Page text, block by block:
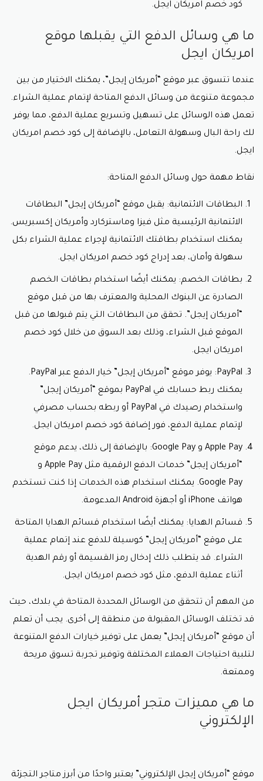
كود خصم امريكان ايجل.
ما هي وسائل الدفع التي يقبلها موقع
امريكان ايجل
عندما تتسوق عبر موقع “أمريكان إيجل”، يمكنك الاختيار من بين
مجموعة متنوعة من وسائل الدفع المتاحة لإتمام عملية الشراء.
تعمل هذه الوسائل على تسهيل وتسريع عملية الدفع، مما يوفر
لك راحة البال وسهولة التعامل، بالإضافة إلى كود خصم امريكان
ايجل.
نقاط مهمة حول وسائل الدفع المتاحة:
البطاقات الائتمانية: يقبل موقع “أمريكان إيجل” البطاقات
الائتمانية الرئيسية مثل فيزا وماستركارد وأمريكان إكسبريس.
يمكنك استخدام بطاقتك الائتمانية لإجراء عملية الشراء بكل
سهولة وأمان، بعد إدراج كود خصم امريكان ايجل.
بطاقات الخصم: يمكنك أيضًا استخدام بطاقات الخصم
الصادرة عن البنوك المحلية والمعترف بها من قبل موقع
“أمريكان إيجل”. تحقق من البطاقات التي يتم قبولها من قبل
الموقع قبل الشراء، وذلك بعد السوق من خلال كود خصم
امريكان ايجل.
PayPal: يوفر موقع “أمريكان إيجل” خيار الدفع عبر PayPal.
يمكنك ربط حسابك في PayPal بموقع “أمريكان إيجل”
واستخدام رصيدك في PayPal أو ربطه بحساب مصرفي
لإتمام عملية الدفع، فور إضافة كود خصم امريكان ايجل.
Apple Pay و Google Pay: بالإضافة إلى ذلك، يدعم موقع
“أمريكان إيجل” خدمات الدفع الرقمية مثل Apple Pay و
Google Pay. يمكنك استخدام هذه الخدمات إذا كنت تستخدم
هواتف iPhone أو أجهزة Android المدعومة.
قسائم الهدايا: يمكنك أيضًا استخدام قسائم الهدايا المتاحة
على موقع “أمريكان إيجل” كوسيلة للدفع عند إتمام عملية
الشراء. قد يتطلب ذلك إدخال رمز القسيمة أو رقم الهدية
أثناء عملية الدفع، مثل كود خصم امريكان ايجل.
من المهم أن تتحقق من الوسائل المحددة المتاحة في بلدك، حيث
قد تختلف الوسائل المقبولة من منطقة إلى أخرى. يجب أن تعلم
أن موقع “أمريكان إيجل” يعمل على توفير خيارات الدفع المتنوعة
لتلبية احتياجات العملاء المختلفة وتوفير تجربة تسوق مريحة
وممتعة.
ما هي مميزات متجر أمريكان ايجل
الإلكتروني
موقع “أمريكان إيجل الإلكتروني” يعتبر واحدًا من أبرز متاجر التجزئة